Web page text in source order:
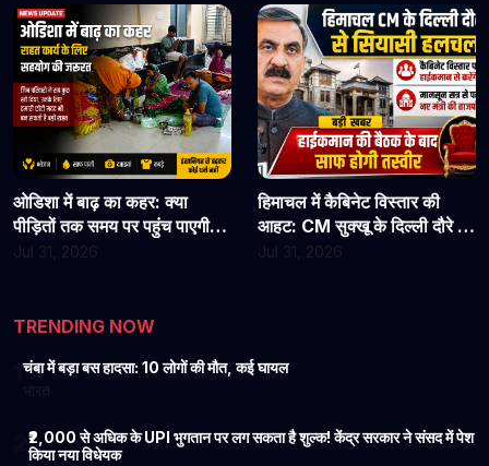
सुनवाई
ओडिशा में बाढ़ का कहर: क्या
पीड़ितों तक समय पर पहुंच पाएगी
हिमाचल में कैबिनेट विस्तार की
आहट: CM सुक्खू के दिल्ली दौरे से
TRENDING NOW
1चंबा में बड़ा बस हादसा: 10 लोगों की मौत, कई घायल
₹2,000 से अधिक के UPI भुगतान पर लग सकता है शुल्क! केंद्र सरकार ने संसद में पेश
किया नया विधेयक